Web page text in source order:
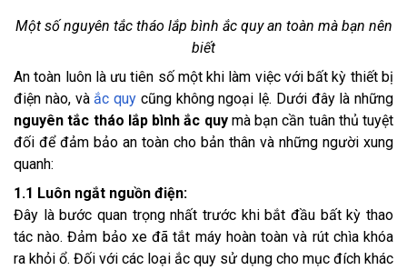
Một số nguyên tắc tháo lắp bình ắc quy an toàn mà bạn nên
biết
An toàn luôn là ưu tiên số một khi làm việc với bất kỳ thiết bị
điện nào, vàắc quy cũng không ngoại lệ. Dưới đây là những
nguyên tắc tháo lắp bình ắc quymà bạn cần tuân thủ tuyệt
đối để đảm bảo an toàn cho bản thân và những người xung
quanh:
1.1 Luôn ngắt nguồn điện:
Đây là bước quan trọng nhất trước khi bắt đầu bất kỳ thao
tác nào. Đảm bảo xe đã tắt máy hoàn toàn và rút chìa khóa
ra khỏi ổ. Đối với các loại ắc quy sử dụng cho mục đích khác